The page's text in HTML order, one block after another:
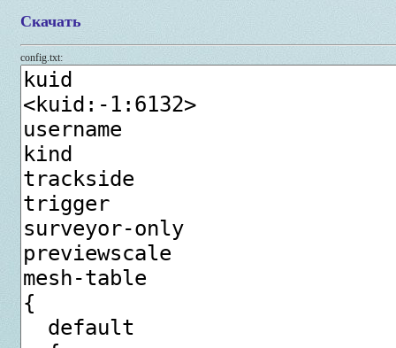
Скачать
config.txt: